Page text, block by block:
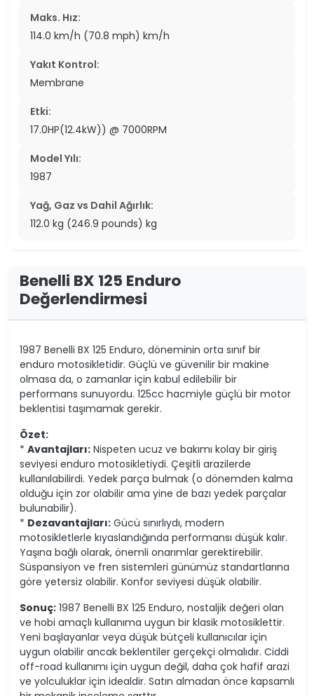
Maks. Hız:
114.0 km/h (70.8 mph) km/h
Yakıt Kontrol:
Membrane
Etki:
17.0HP(12.4kW)) @ 7000RPM
Model Yılı:
1987
Yağ, Gaz vs Dahil Ağırlık:
112.0 kg (246.9 pounds) kg
Benelli BX 125 Enduro
Değerlendirmesi
1987 Benelli BX 125 Enduro, döneminin orta sınıf bir
enduro motosikletidir. Güçlü ve güvenilir bir makine
olmasa da, o zamanlar için kabul edilebilir bir
performans sunuyordu. 125cc hacmiyle güçlü bir motor
beklentisi taşımamak gerekir.
Özet:
* Avantajları: Nispeten ucuz ve bakımı kolay bir giriş
seviyesi enduro motosikletiydi. Çeşitli arazilerde
kullanılabilirdi. Yedek parça bulmak (o dönemden kalma
olduğu için zor olabilir ama yine de bazı yedek parçalar
bulunabilir).
* Dezavantajları: Gücü sınırlıydı, modern
motosikletlerle kıyaslandığında performansı düşük kalır.
Yaşına bağlı olarak, önemli onarımlar gerektirebilir.
Süspansiyon ve fren sistemleri günümüz standartlarına
göre yetersiz olabilir. Konfor seviyesi düşük olabilir.
Sonuç: 1987 Benelli BX 125 Enduro, nostaljik değeri olan
ve hobi amaçlı kullanıma uygun bir klasik motosiklettir.
Yeni başlayanlar veya düşük bütçeli kullanıcılar için
uygun olabilir ancak beklentiler gerçekçi olmalıdır. Ciddi
off-road kullanımı için uygun değil, daha çok hafif arazi
ve yolculuklar için idealdir. Satın almadan önce kapsamlı